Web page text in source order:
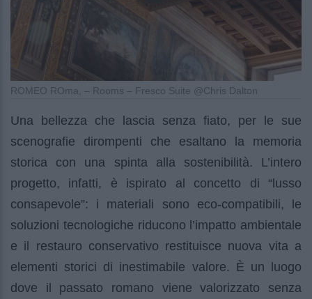
ROMEO ROma, – Rooms – Fresco Suite @Chris Dalton
Una bellezza che lascia senza fiato, per le sue
scenografie dirompenti che esaltano la memoria
storica con una spinta alla sostenibilità. L’intero
progetto, infatti, è ispirato al concetto di “lusso
consapevole”: i materiali sono eco-compatibili, le
soluzioni tecnologiche riducono l’impatto ambientale
e il restauro conservativo restituisce nuova vita a
elementi storici di inestimabile valore. È un luogo
dove il passato romano viene valorizzato senza